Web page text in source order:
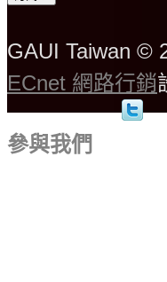
GAUI Taiwan ©
ECnet 網路行銷
參與我們